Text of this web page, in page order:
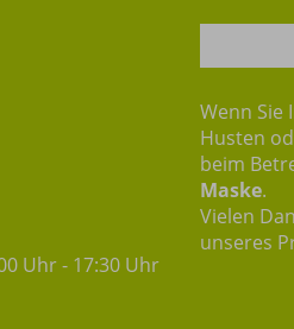
Uhr - 17:30 Uhr
Wenn Sie
Husten
beim
Maske.
Vielen
unseres